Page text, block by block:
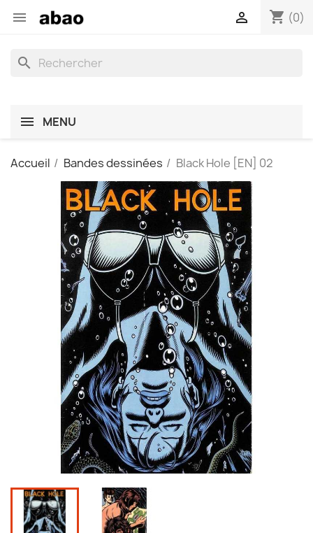
 shopping_cart (0)

search
MENU
Accueil Bandes dessinées Black Hole [EN] 02